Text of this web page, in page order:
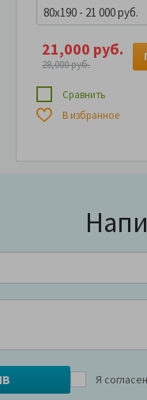
80x190 - 21 000 руб.
21,000 руб.
28,000 руб.
Сравнить
В избранное
Я